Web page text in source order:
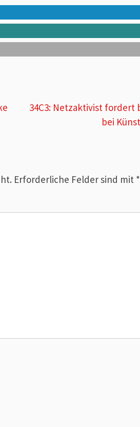
34C3: Netzaktivist fordert
bei
Erforderliche Felder sind mit *